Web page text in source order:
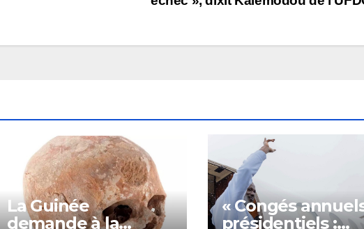
La Guinée
demande à la
« Congés
présidentiels :